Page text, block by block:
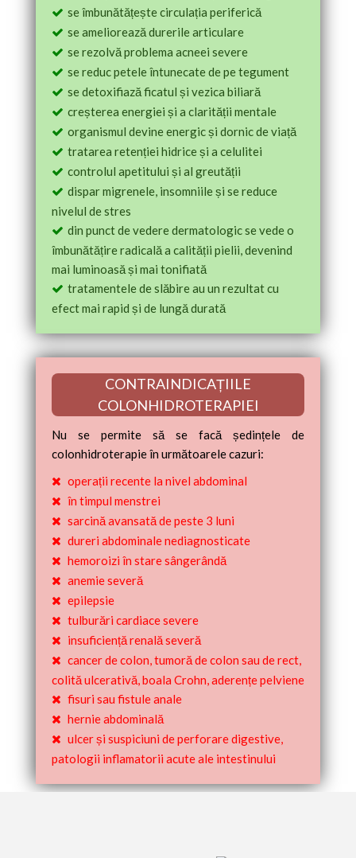
se îmbunătățește circulația periferică
se ameliorează durerile articulare
se rezolvă problema acneei severe
se reduc petele întunecate de pe tegument
se detoxifiază ficatul și vezica biliară
creșterea energiei și a clarității mentale
organismul devine energic și dornic de viață
tratarea retenției hidrice și a celulitei
controlul apetitului și al greutății
dispar migrenele, insomniile și se reduce
nivelul de stres
din punct de vedere dermatologic se vede o
îmbunătățire radicală a calității pielii, devenind
mai luminoasă și mai tonifiată
tratamentele de slăbire au un rezultat cu
efect mai rapid și de lungă durată
CONTRAINDICAȚIILE
COLONHIDROTERAPIEI
Nu se permite să se facă ședințele de
colonhidroterapie în următoarele cazuri:
operații recente la nivel abdominal
în timpul menstrei
sarcină avansată de peste 3 luni
dureri abdominale nediagnosticate
hemoroizi în stare sângerândă
anemie severă
epilepsie
tulburări cardiace severe
insuficiență renală severă
cancer de colon, tumoră de colon sau de rect,
colită ulcerativă, boala Crohn, aderențe pelviene
fisuri sau fistule anale
hernie abdominală
ulcer și suspiciuni de perforare digestive,
patologii inflamatorii acute ale intestinului